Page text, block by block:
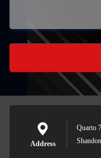
Address
Quarto